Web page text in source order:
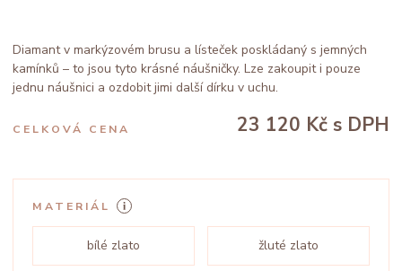
Diamant v markýzovém brusu a lísteček poskládaný s jemných
kamínků – to jsou tyto krásné náušničky. Lze zakoupit i pouze
jednu náušnici a ozdobit jimi další dírku v uchu.
CELKOVÁ CENA 23 120 Kč s DPH
MATERIÁL
bílé zlato žluté zlato